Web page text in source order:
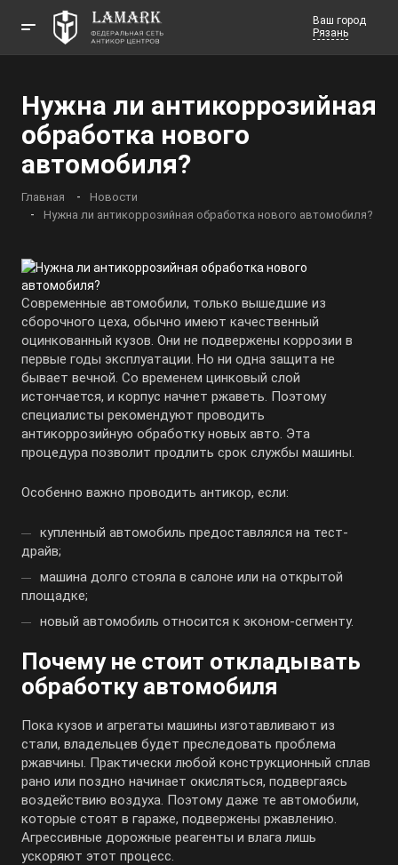
Ваш город
Рязань
Нужна ли антикоррозийная
обработка нового
автомобиля?
Главная
Новости
Нужна ли антикоррозийная обработка нового автомобиля?
Современные автомобили, только вышедшие из
сборочного цеха, обычно имеют качественный
оцинкованный кузов. Они не подвержены коррозии в
первые годы эксплуатации. Но ни одна защита не
бывает вечной. Со временем цинковый слой
истончается, и корпус начнет ржаветь. Поэтому
специалисты рекомендуют проводить
антикоррозийную обработку новых авто. Эта
процедура позволит продлить срок службы машины.
Особенно важно проводить антикор, если:
купленный автомобиль предоставлялся на тест-
драйв;
машина долго стояла в салоне или на открытой
площадке;
новый автомобиль относится к эконом-сегменту.
Почему не стоит откладывать
обработку автомобиля
Пока кузов и агрегаты машины изготавливают из
стали, владельцев будет преследовать проблема
ржавчины. Практически любой конструкционный сплав
рано или поздно начинает окисляться, подвергаясь
воздействию воздуха. Поэтому даже те автомобили,
которые стоят в гараже, подвержены ржавлению.
Агрессивные дорожные реагенты и влага лишь
ускоряют этот процесс.
Телефоны
Заказать звонок